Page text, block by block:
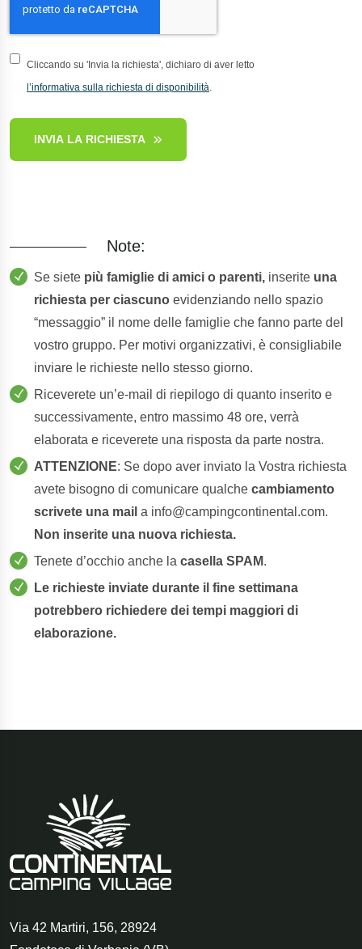
Cliccando su 'Invia la richiesta', dichiaro di aver letto
l’informativa sulla richiesta di disponibilità.
INVIA LA RICHIESTA
Note:
Se siete più famiglie di amici o parenti, inserite una
richiesta per ciascuno evidenziando nello spazio
“messaggio” il nome delle famiglie che fanno parte del
vostro gruppo. Per motivi organizzativi, è consigliabile
inviare le richieste nello stesso giorno.
Riceverete un’e-mail di riepilogo di quanto inserito e
successivamente, entro massimo 48 ore, verrà
elaborata e riceverete una risposta da parte nostra.
ATTENZIONE: Se dopo aver inviato la Vostra richiesta
avete bisogno di comunicare qualche cambiamento
scrivete una mail a info@campingcontinental.com.
Non inserite una nuova richiesta.
Tenete d’occhio anche la casella SPAM.
Le richieste inviate durante il fine settimana
potrebbero richiedere dei tempi maggiori di
elaborazione.
Via 42 Martiri, 156, 28924